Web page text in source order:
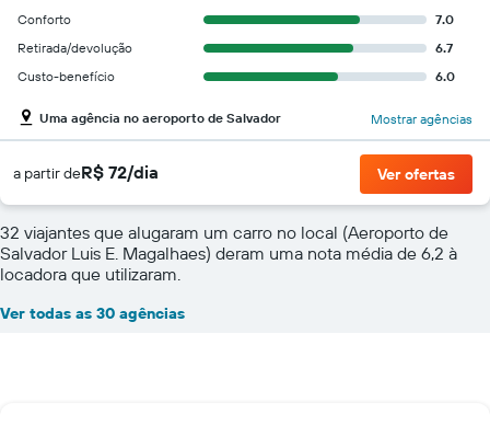
Conforto
7.0
Retirada/devolução
6.7
Custo-benefício
6.0
Uma agência no aeroporto de Salvador Mostrar agências
a partir deR$ 72/dia Ver ofertas
32 viajantes que alugaram um carro no local (Aeroporto de
Salvador Luis E. Magalhaes) deram uma nota média de 6,2 à
locadora que utilizaram.
Ver todas as 30 agências